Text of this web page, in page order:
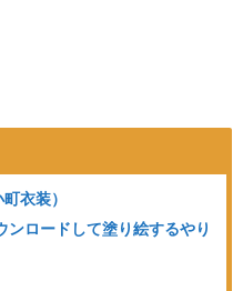
衣装）
ロードして塗り絵するやり